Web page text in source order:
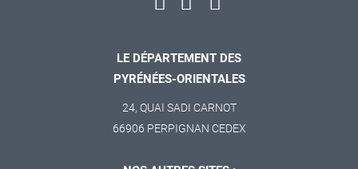
LE DÉPARTEMENT DES
PYRÉNÉES-ORIENTALES
24, QUAI SADI CARNOT
66906 PERPIGNAN CEDEX